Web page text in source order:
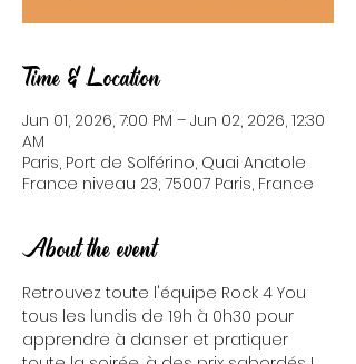
Time & Location
Jun 01, 2026, 7:00 PM – Jun 02, 2026, 12:30
AM
Paris, Port de Solférino, Quai Anatole
France niveau 23, 75007 Paris, France
About the event
Retrouvez toute l'équipe Rock 4 You
tous les lundis de 19h à 0h30 pour
apprendre à danser et pratiquer